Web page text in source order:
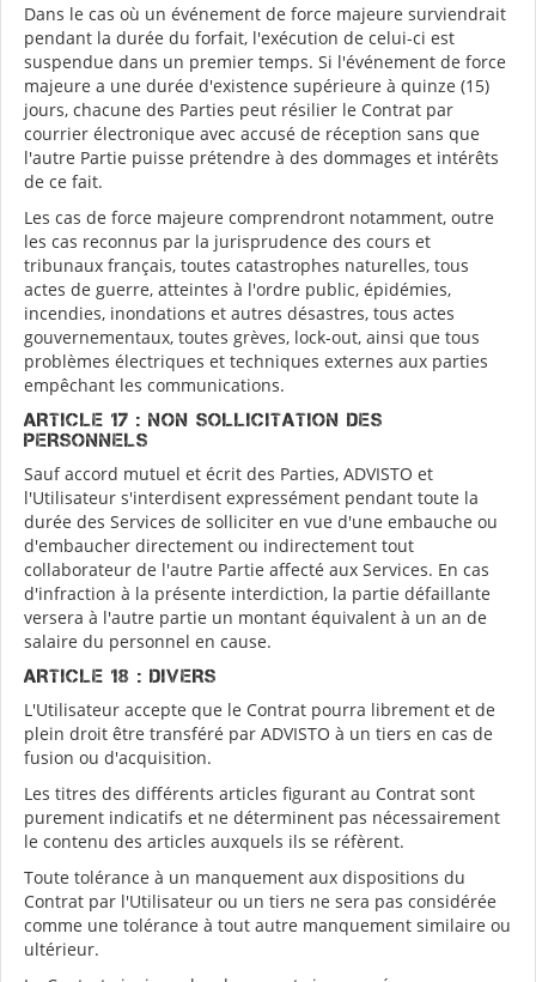
Dans le cas où un événement de force majeure surviendrait
pendant la durée du forfait, l'exécution de celui-ci est
suspendue dans un premier temps. Si l'événement de force
majeure a une durée d'existence supérieure à quinze (15)
jours, chacune des Parties peut résilier le Contrat par
courrier électronique avec accusé de réception sans que
l'autre Partie puisse prétendre à des dommages et intérêts
de ce fait.
Les cas de force majeure comprendront notamment, outre
les cas reconnus par la jurisprudence des cours et
tribunaux français, toutes catastrophes naturelles, tous
actes de guerre, atteintes à l'ordre public, épidémies,
incendies, inondations et autres désastres, tous actes
gouvernementaux, toutes grèves, lock-out, ainsi que tous
problèmes électriques et techniques externes aux parties
empêchant les communications.
ARTICLE 17 : NON SOLLICITATION DES
PERSONNELS
Sauf accord mutuel et écrit des Parties, ADVISTO et
l'Utilisateur s'interdisent expressément pendant toute la
durée des Services de solliciter en vue d'une embauche ou
d'embaucher directement ou indirectement tout
collaborateur de l'autre Partie affecté aux Services. En cas
d'infraction à la présente interdiction, la partie défaillante
versera à l'autre partie un montant équivalent à un an de
salaire du personnel en cause.
ARTICLE 18 : DIVERS
L'Utilisateur accepte que le Contrat pourra librement et de
plein droit être transféré par ADVISTO à un tiers en cas de
fusion ou d'acquisition.
Les titres des différents articles figurant au Contrat sont
purement indicatifs et ne déterminent pas nécessairement
le contenu des articles auxquels ils se réfèrent.
Toute tolérance à un manquement aux dispositions du
Contrat par l'Utilisateur ou un tiers ne sera pas considérée
comme une tolérance à tout autre manquement similaire ou
ultérieur.